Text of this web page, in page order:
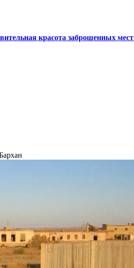
красота заброшенных мест